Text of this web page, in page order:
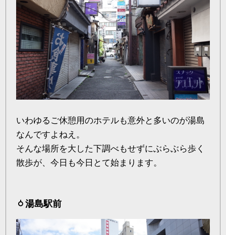
いわゆるご休憩用のホテルも意外と多いのが湯島
なんですよねえ。
そんな場所を大した下調べもせずにぶらぶら歩く
散歩が、今日も今日とて始まります。
湯島駅前